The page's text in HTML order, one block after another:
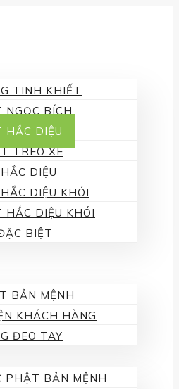
TINH KHIẾT
BÍCH
DIỆU
TREO XE
DIỆU
DIỆU KHÓI
DIỆU KHÓI
BIỆT
BẢN MỆNH
KHÁCH HÀNG
ĐEO TAY
PHẬT BẢN MỆNH